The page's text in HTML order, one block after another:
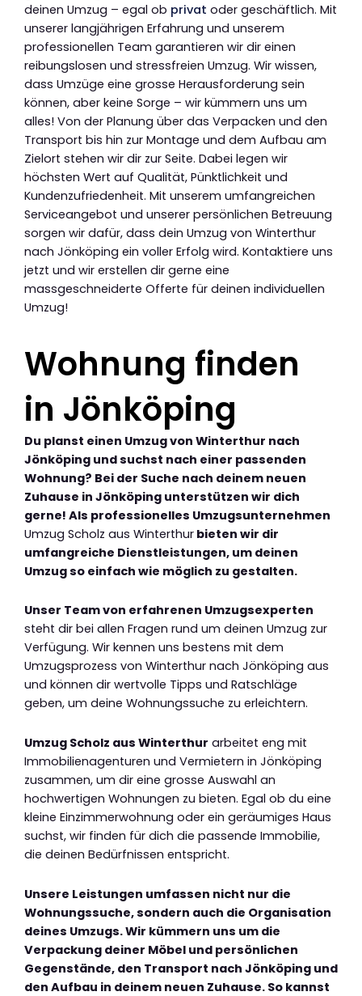
deinen Umzug – egal ob privat oder geschäftlich. Mit
unserer langjährigen Erfahrung und unserem
professionellen Team garantieren wir dir einen
reibungslosen und stressfreien Umzug. Wir wissen,
dass Umzüge eine grosse Herausforderung sein
können, aber keine Sorge – wir kümmern uns um
alles! Von der Planung über das Verpacken und den
Transport bis hin zur Montage und dem Aufbau am
Zielort stehen wir dir zur Seite. Dabei legen wir
höchsten Wert auf Qualität, Pünktlichkeit und
Kundenzufriedenheit. Mit unserem umfangreichen
Serviceangebot und unserer persönlichen Betreuung
sorgen wir dafür, dass dein Umzug von Winterthur
nach Jönköping ein voller Erfolg wird. Kontaktiere uns
jetzt und wir erstellen dir gerne eine
massgeschneiderte Offerte für deinen individuellen
Umzug!
Wohnung finden
in Jönköping
Du planst einen Umzug von Winterthur nach
Jönköping und suchst nach einer passenden
Wohnung? Bei der Suche nach deinem neuen
Zuhause in Jönköping unterstützen wir dich
gerne! Als professionelles Umzugsunternehmen
Umzug Scholz aus Winterthur bieten wir dir
umfangreiche Dienstleistungen, um deinen
Umzug so einfach wie möglich zu gestalten.
Unser Team von erfahrenen Umzugsexperten
steht dir bei allen Fragen rund um deinen Umzug zur
Verfügung. Wir kennen uns bestens mit dem
Umzugsprozess von Winterthur nach Jönköping aus
und können dir wertvolle Tipps und Ratschläge
geben, um deine Wohnungssuche zu erleichtern.
Umzug Scholz aus Winterthur arbeitet eng mit
Immobilienagenturen und Vermietern in Jönköping
zusammen, um dir eine grosse Auswahl an
hochwertigen Wohnungen zu bieten. Egal ob du eine
kleine Einzimmerwohnung oder ein geräumiges Haus
suchst, wir finden für dich die passende Immobilie,
die deinen Bedürfnissen entspricht.
Unsere Leistungen umfassen nicht nur die
Wohnungssuche, sondern auch die Organisation
deines Umzugs. Wir kümmern uns um die
Verpackung deiner Möbel und persönlichen
Gegenstände, den Transport nach Jönköping und
den Aufbau in deinem neuen Zuhause. So kannst